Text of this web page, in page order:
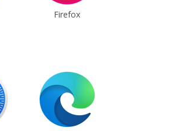
Firefox